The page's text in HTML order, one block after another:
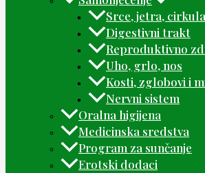
Srce, jetra,
Digestivni trakt
Reproduktivno
Uho, grlo, nos
Kosti, zglobovi i
Nervni sistem
Oralna higijena
Medicinska sredstva
Program za sunčanje
Erotski dodaci